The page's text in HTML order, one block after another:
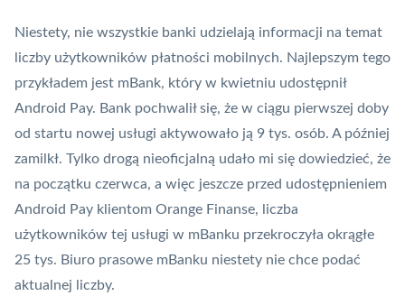
Niestety, nie wszystkie banki udzielają informacji na temat
liczby użytkowników płatności mobilnych. Najlepszym tego
przykładem jest mBank, który w kwietniu udostępnił
Android Pay. Bank pochwalił się, że w ciągu pierwszej doby
od startu nowej usługi aktywowało ją 9 tys. osób. A później
zamilkł. Tylko drogą nieoficjalną udało mi się dowiedzieć, że
na początku czerwca, a więc jeszcze przed udostępnieniem
Android Pay klientom Orange Finanse, liczba
użytkowników tej usługi w mBanku przekroczyła okrągłe
25 tys. Biuro prasowe mBanku niestety nie chce podać
aktualnej liczby.